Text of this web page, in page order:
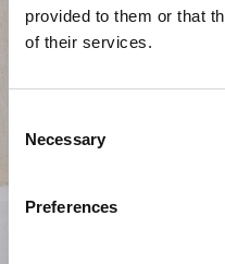
provided to them or that
of their services.
Selection
Necessary
Preferences